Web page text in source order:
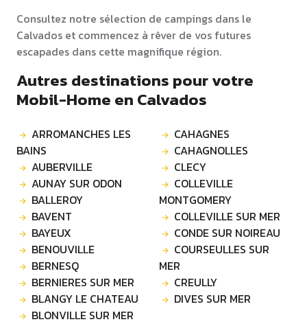
Consultez notre sélection de campings dans le
Calvados et commencez à rêver de vos futures
escapades dans cette magnifique région.
Autres destinations pour votre
Mobil-Home en Calvados
ARROMANCHES LES
BAINS
AUBERVILLE
AUNAY SUR ODON
BALLEROY
BAVENT
BAYEUX
BENOUVILLE
BERNESQ
BERNIERES SUR MER
BLANGY LE CHATEAU
BLONVILLE SUR MER
CAHAGNES
CAHAGNOLLES
CLECY
COLLEVILLE
MONTGOMERY
COLLEVILLE SUR MER
CONDE SUR NOIREAU
COURSEULLES SUR
MER
CREULLY
DIVES SUR MER